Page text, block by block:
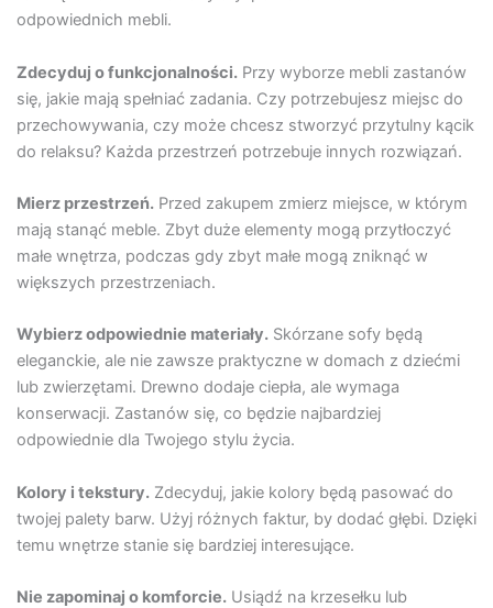
odpowiednich mebli.
Zdecyduj o funkcjonalności.Przy wyborze mebli zastanów
się, jakie mają spełniać zadania. Czy potrzebujesz miejsc do
przechowywania, czy może chcesz stworzyć przytulny kącik
do relaksu? Każda przestrzeń potrzebuje innych rozwiązań.
Mierz przestrzeń.Przed zakupem zmierz miejsce, w którym
mają stanąć meble. Zbyt duże elementy mogą przytłoczyć
małe wnętrza, podczas gdy zbyt małe mogą zniknąć w
większych przestrzeniach.
Wybierz odpowiednie materiały.Skórzane sofy będą
eleganckie, ale nie zawsze praktyczne w domach z dziećmi
lub zwierzętami. Drewno dodaje ciepła, ale wymaga
konserwacji. Zastanów się, co będzie najbardziej
odpowiednie dla Twojego stylu życia.
Kolory i tekstury.Zdecyduj, jakie kolory będą pasować do
twojej palety barw. Użyj różnych faktur, by dodać głębi. Dzięki
temu wnętrze stanie się bardziej interesujące.
Nie zapominaj o komforcie.Usiądź na krzesełku lub